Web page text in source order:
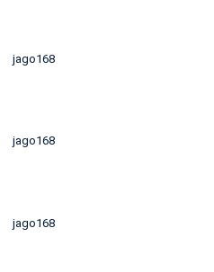
jago168
jago168
jago168